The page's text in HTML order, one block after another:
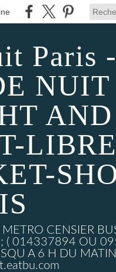
Paris
NUIT
CENSIER
( 014337894 OU
A 6 H DU